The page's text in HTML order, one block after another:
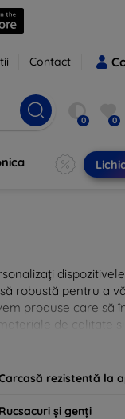
Contact
0 0
robustă pentru a
produse care să
de calitate
rezistentă la
Rucsacuri și genți